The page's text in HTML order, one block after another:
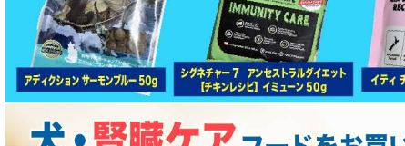
腎臓ケア対応ドッグフード
関節サポート対応 フード for DOG
肝臓ケア対応ドッグフード